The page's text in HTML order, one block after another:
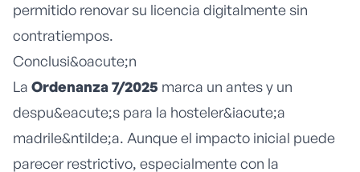
permitido renovar su licencia digitalmente sin
contratiempos.
Conclusi&oacute;n
La Ordenanza 7/2025 marca un antes y un
despu&eacute;s para la hosteler&iacute;a
madrile&ntilde;a. Aunque el impacto inicial puede
parecer restrictivo, especialmente con la